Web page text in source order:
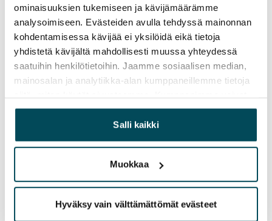
ominaisuuksien tukemiseen ja kävijämäärämme
analysoimiseen. Evästeiden avulla tehdyssä mainonnan
kohdentamisessa kävijää ei yksilöidä eikä tietoja
yhdistetä kävijältä mahdollisesti muussa yhteydessä
saatuihin henkilötietoihin. Jaamme sosiaalisen median,
mainosalan ja analytiikka-alan kumppaneillemme tietoja
yhdistää näitä tietoja muihin tietoihin, joita olet antanut
heille tai joita on kerätty, kun olet käyttänyt heidän
palvelujaan.
Salli kaikki
Muokkaa
Hyväksy vain välttämättömät evästeet
Irtisanomis­mahdollisuus
12 kk vuokrasopimuksesta tai sopimussakolla
aiemmin
Kotivakuutus
Pakollinen, ei sisälly vuokraan
Vuokralainen solmii itse sähkösopimuksen.
Laajakaista
Vuokraan sisältyy 50 M laajakaistaliittymä. Voit hankkia